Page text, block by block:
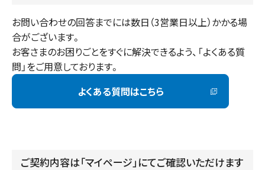
お問い合わせの回答までには数日（3営業日以上）かかる場
合がございます。
お客さまのお困りごとをすぐに解決できるよう、「よくある質
問」をご用意しております。
よくある質問はこちら
ご契約内容は「マイページ」にてご確認いただけます